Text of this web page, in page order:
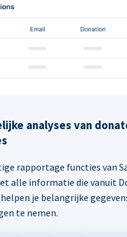
analyses van
rapportage functies van
alle informatie die vanuit
je belangrijke
te nemen.